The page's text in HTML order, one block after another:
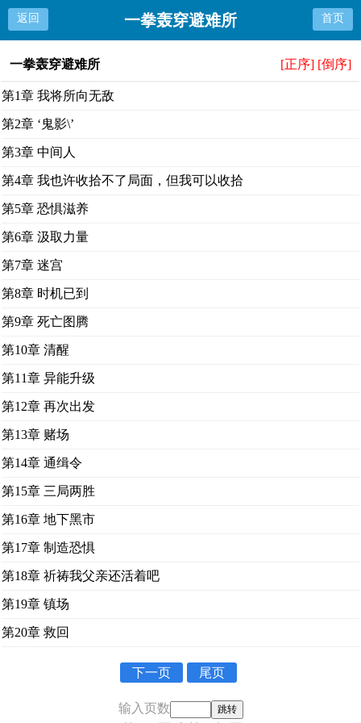
返回 一拳轰穿避难所 首页
一拳轰穿避难所 [正序] [倒序]
第1章 我将所向无敌
第2章 ‘鬼影\’
第3章 中间人
第4章 我也许收拾不了局面，但我可以收拾
第5章 恐惧滋养
第6章 汲取力量
第7章 迷宫
第8章 时机已到
第9章 死亡图腾
第10章 清醒
第11章 异能升级
第12章 再次出发
第13章 赌场
第14章 通缉令
第15章 三局两胜
第16章 地下黑市
第17章 制造恐惧
第18章 祈祷我父亲还活着吧
第19章 镇场
第20章 救回
下一页 尾页
输入页数